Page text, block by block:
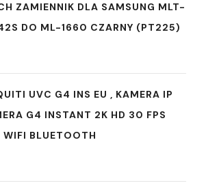
ZAMIENNIK DLA SAMSUNG MLT-
DO ML-1660 CZARNY (PT225)
UVC G4 INS EU , KAMERA IP
G4 INSTANT 2K HD 30 FPS
WIFI BLUETOOTH